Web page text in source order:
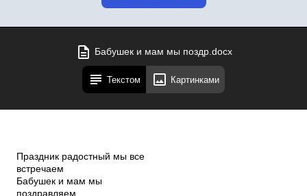
Бабушек и мам мы поздр.docx
Текстом Картинками
Праздник радостный мы все
встречаем
Бабушек и мам мы